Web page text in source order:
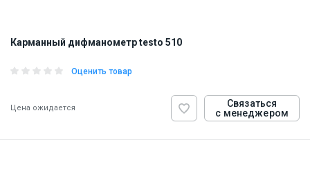
Карманный дифманометр testo 510
Оценить товар
Цена ожидается
Связаться
с менеджером